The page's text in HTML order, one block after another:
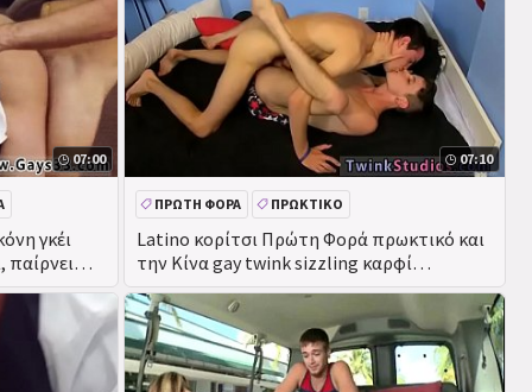
07:00
γκέι
07:10
Latino κορίτσι Πρώτη Φορά πρωκτικό και
την Κίνα gay twink sizzling καρφί
Πανέμορφο
ΠΡΏΤΗ ΦΟΡΆ ΠΡΩΚΤΙΚΌ